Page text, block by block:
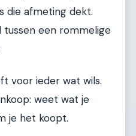
die afmeting dekt.
een rommelige
voor ieder wat wils.
weet wat je
je het koopt.